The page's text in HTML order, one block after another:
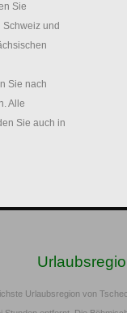
Sie
und
Sie nach
Alle
Sie auch in
Urlaubsregion von